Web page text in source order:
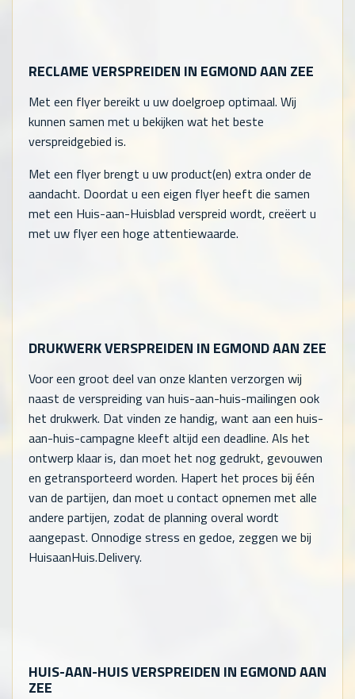
RECLAME VERSPREIDEN IN EGMOND AAN ZEE
Met een flyer bereikt u uw doelgroep optimaal. Wij
kunnen samen met u bekijken wat het beste
verspreidgebied is.
Met een flyer brengt u uw product(en) extra onder de
aandacht. Doordat u een eigen flyer heeft die samen
met een Huis-aan-Huisblad verspreid wordt, creëert u
met uw flyer een hoge attentiewaarde.
DRUKWERK VERSPREIDEN IN EGMOND AAN ZEE
Voor een groot deel van onze klanten verzorgen wij
naast de verspreiding van huis-aan-huis-mailingen ook
het drukwerk. Dat vinden ze handig, want aan een huis-
aan-huis-campagne kleeft altijd een deadline. Als het
ontwerp klaar is, dan moet het nog gedrukt, gevouwen
en getransporteerd worden. Hapert het proces bij één
van de partijen, dan moet u contact opnemen met alle
andere partijen, zodat de planning overal wordt
aangepast. Onnodige stress en gedoe, zeggen we bij
HuisaanHuis.Delivery.
HUIS-AAN-HUIS VERSPREIDEN IN EGMOND AAN
ZEE